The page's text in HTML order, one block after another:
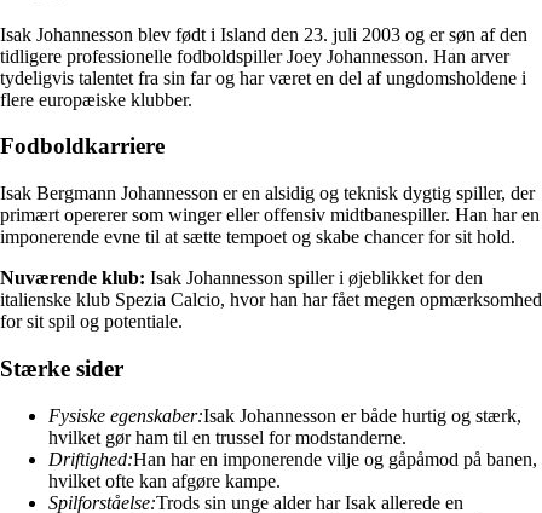
Isak Johannesson blev født i Island den 23. juli 2003 og er søn af den
tidligere professionelle fodboldspiller Joey Johannesson. Han arver
tydeligvis talentet fra sin far og har været en del af ungdomsholdene i
flere europæiske klubber.
Fodboldkarriere
Isak Bergmann Johannesson er en alsidig og teknisk dygtig spiller, der
primært opererer som winger eller offensiv midtbanespiller. Han har en
imponerende evne til at sætte tempoet og skabe chancer for sit hold.
Nuværende klub: Isak Johannesson spiller i øjeblikket for den
italienske klub Spezia Calcio, hvor han har fået megen opmærksomhed
for sit spil og potentiale.
Stærke sider
Fysiske egenskaber:Isak Johannesson er både hurtig og stærk,
hvilket gør ham til en trussel for modstanderne.
Driftighed:Han har en imponerende vilje og gåpåmod på banen,
hvilket ofte kan afgøre kampe.
Spilforståelse:Trods sin unge alder har Isak allerede en